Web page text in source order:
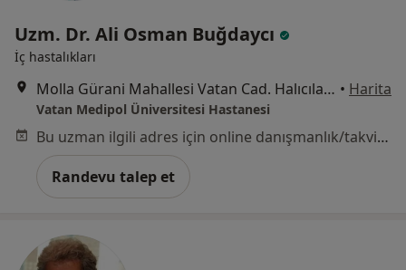
Uzm. Dr. Ali Osman Buğdaycı
İç hastalıkları
Molla Gürani Mahallesi Vatan Cad. Halıcılar Köşkü Sk. No:11 Aksaray, Fatih • Harita
Vatan Medipol Üniversitesi Hastanesi
Bu uzman ilgili adres için online danışmanlık/takvim sunmuyor.
Randevu talep et